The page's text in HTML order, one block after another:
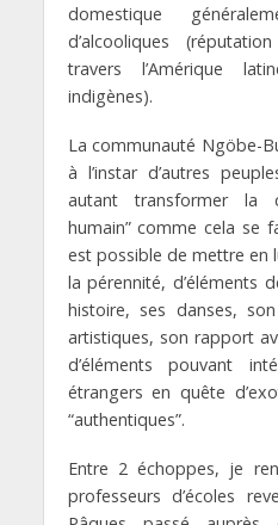
domestique
d’alcooliques
travers l’Amérique
indigènes).
La communauté Ngöbe-
à l’instar d’autres
autant transformer la
humain” comme cela se
est possible de mettre en
la pérennité, d’éléments
histoire, ses danses,
artistiques, son rapport
d’éléments pouvant
étrangers en quête
“authentiques”.
Entre 2 échoppes, je
professeurs d’écoles